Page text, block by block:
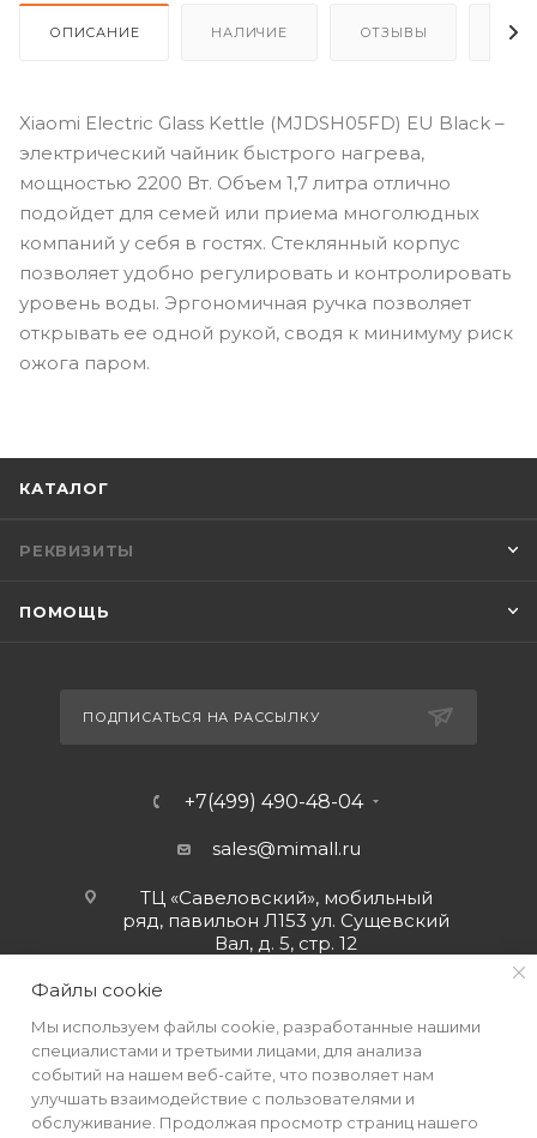
ОПИСАНИЕ НАЛИЧИЕ ОТЗЫВЫ
Xiaomi Electric Glass Kettle (MJDSH05FD) EU Black –
электрический чайник быстрого нагрева,
мощностью 2200 Вт. Объем 1,7 литра отлично
подойдет для семей или приема многолюдных
компаний у себя в гостях. Стеклянный корпус
позволяет удобно регулировать и контролировать
уровень воды. Эргономичная ручка позволяет
открывать ее одной рукой, сводя к минимуму риск
ожога паром.
КАТАЛОГ
РЕКВИЗИТЫ
ПОМОЩЬ
ПОДПИСАТЬСЯ НА РАССЫЛКУ
+7(499) 490-48-04
sales@mimall.ru
ТЦ «Савеловский», мобильный
ряд, павильон Л153 ул. Сущевский
Вал, д. 5, стр. 12
Файлы cookie
Мы используем файлы cookie, разработанные нашими
специалистами и третьими лицами, для анализа
событий на нашем веб-сайте, что позволяет нам
улучшать взаимодействие с пользователями и
обслуживание. Продолжая просмотр страниц нашего